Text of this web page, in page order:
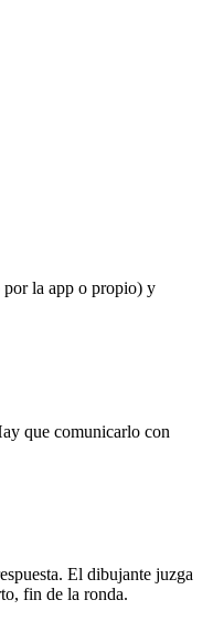
la app o propio) y
que comunicarlo con
El dibujante juzga
fin de la ronda.